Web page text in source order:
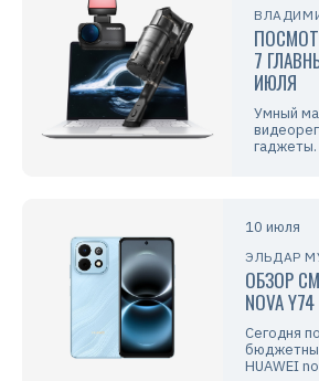
7
ИЮЛЯ
Умный
гаджеты.
10 июля
ЭЛЬДАР
ОБЗОР
NOVA Y74
Сегодня
HUAWEI